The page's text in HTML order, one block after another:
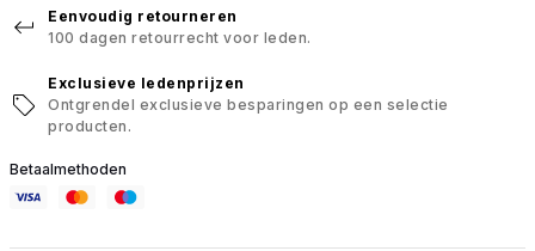
Eenvoudig retourneren
100 dagen retourrecht voor leden.
Exclusieve ledenprijzen
Ontgrendel exclusieve besparingen op een selectie
producten.
Betaalmethoden